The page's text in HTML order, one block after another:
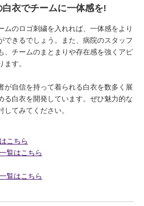
白衣でチームに一体感を!
ムのロゴ刺繍を入れれば、一体感をより
できるでしょう。また、病院のスタッフ
、チームのまとまりや存在感を強くアピ
す。
が自信を持って着られる白衣を数多く展
る白衣を開発しています。ぜひ魅力的な
てみてください。
こちら
覧はこちら
覧はこちら